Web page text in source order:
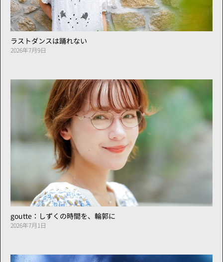
ラストダンスは踊れない
2026年7月9日
goutte：しずくの時間を、輪郭に
2026年7月1日